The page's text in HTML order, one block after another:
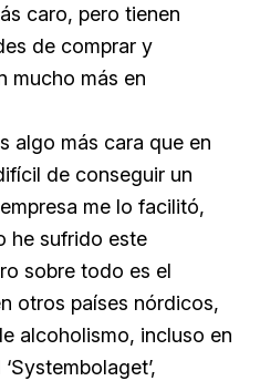
caro, pero tienen
de comprar y
mucho más en
algo más cara que en
de conseguir un
me lo facilitó,
he sufrido este
sobre todo es el
otros países nórdicos,
alcoholismo, incluso en